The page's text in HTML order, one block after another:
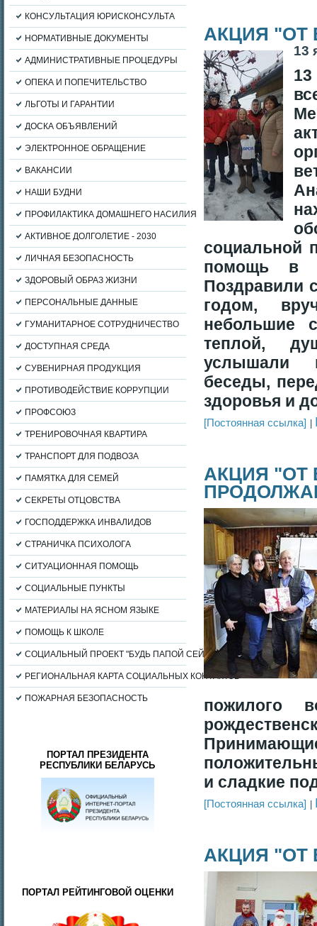
КОНСУЛЬТАЦИЯ ЮРИСКОНСУЛЬТА
НОРМАТИВНЫЕ ДОКУМЕНТЫ
АДМИНИСТРАТИВНЫЕ ПРОЦЕДУРЫ
ОПЕКА И ПОПЕЧИТЕЛЬСТВО
ЛЬГОТЫ И ГАРАНТИИ
ДОСКА ОБЪЯВЛЕНИЙ
ЭЛЕКТРОННОЕ ОБРАЩЕНИЕ
ВАКАНСИИ
НАШИ БУДНИ
ПРОФИЛАКТИКА ДОМАШНЕГО НАСИЛИЯ
АКТИВНОЕ ДОЛГОЛЕТИЕ - 2030
ЛИЧНАЯ БЕЗОПАСНОСТЬ
ЗДОРОВЫЙ ОБРАЗ ЖИЗНИ
ПЕРСОНАЛЬНЫЕ ДАННЫЕ
ГУМАНИТАРНОЕ СОТРУДНИЧЕСТВО
ДОСТУПНАЯ СРЕДА
СУВЕНИРНАЯ ПРОДУКЦИЯ
ПРОТИВОДЕЙСТВИЕ КОРРУПЦИИ
ПРОФСОЮЗ
ТРЕНИРОВОЧНАЯ КВАРТИРА
ТРАНСПОРТ ДЛЯ ПОДВОЗА
ПАМЯТКА ДЛЯ СЕМЕЙ
СЕКРЕТЫ ОТЦОВСТВА
ГОСПОДДЕРЖКА ИНВАЛИДОВ
СТРАНИЧКА ПСИХОЛОГА
СИТУАЦИОННАЯ ПОМОЩЬ
СОЦИАЛЬНЫЕ ПУНКТЫ
МАТЕРИАЛЫ НА ЯСНОМ ЯЗЫКЕ
ПОМОЩЬ К ШКОЛЕ
СОЦИАЛЬНЫЙ ПРОЕКТ "БУДЬ ПАПОЙ СЕЙЧАС"
РЕГИОНАЛЬНАЯ КАРТА СОЦИАЛЬНЫХ КОНТАКТОВ
ПОЖАРНАЯ БЕЗОПАСНОСТЬ
ПОРТАЛ ПРЕЗИДЕНТА
РЕСПУБЛИКИ БЕЛАРУСЬ
ПОРТАЛ РЕЙТИНГОВОЙ ОЦЕНКИ
АКЦИЯ "ОТ
13
социальной
помощь в
Поздравили
годом,
небольшие
теплой,
услышали
беседы,
здоровья и
[Постоянная ссылка]
АКЦИЯ "ОТ
пожилого
и сладкие
[Постоянная ссылка]
АКЦИЯ "ОТ